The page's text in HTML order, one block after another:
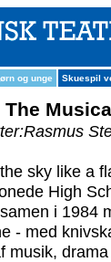
og unge Skuespil
The
sky like a
High
i 1984
- med
musik,